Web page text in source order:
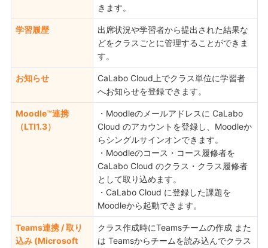
きます。
学習履歴
出席状況や学習者から提出された結果な
どをクラスごとに管理することができま
す。
お知らせ
CaLabo Cloud上でクラス単位に学習者
へお知らせを登録できます。
Moodle™連携
（LTI1.3）
・Moodleのメールアドレスに CaLabo
Cloud のアカウントを登録し、Moodleか
らシングルサインオンできます。
・Moodleのコース・コース履修者を
CaLabo Cloud のクラス・クラス履修者
として取り込めます。
・CaLabo Cloud に登録した課題を
Moodleから起動できます。
Teams連携 / 取り
込み (Microsoft
クラス作成時にTeamsチームの作成 また
は Teamsからチームを読み込んでクラス